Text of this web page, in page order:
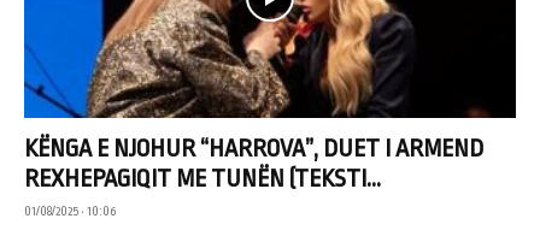
KËNGA E NJOHUR “HARROVA”, DUET I ARMEND
REXHEPAGIQIT ME TUNËN (TEKSTI...
01/08/2025 • 10:06